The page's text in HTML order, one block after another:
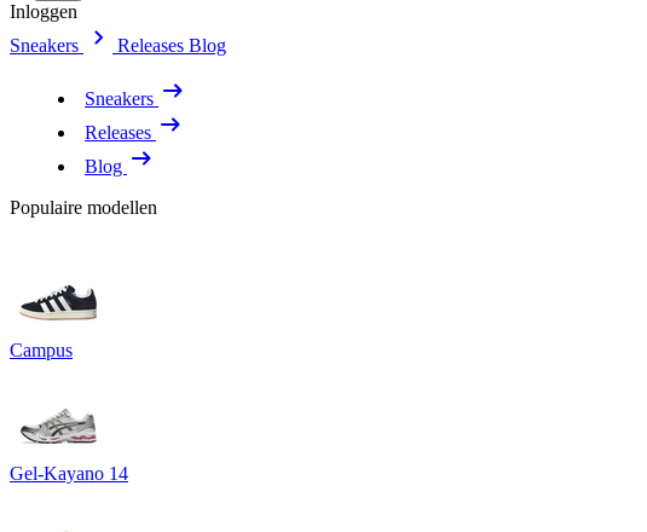
Inloggen
Sneakers
Releases Blog
Sneakers
Releases
Blog
Populaire modellen
Campus
Gel-Kayano 14